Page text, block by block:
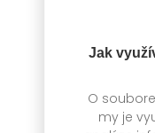
Jak
O
my je